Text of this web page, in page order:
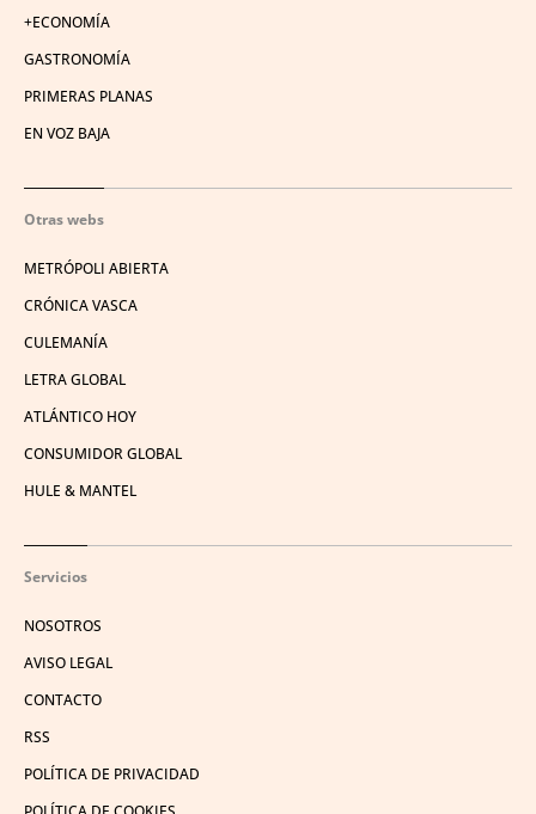
+ECONOMÍA
GASTRONOMÍA
PRIMERAS PLANAS
EN VOZ BAJA
Otras webs
METRÓPOLI ABIERTA
CRÓNICA VASCA
CULEMANÍA
LETRA GLOBAL
ATLÁNTICO HOY
CONSUMIDOR GLOBAL
HULE & MANTEL
Servicios
NOSOTROS
AVISO LEGAL
CONTACTO
RSS
POLÍTICA DE PRIVACIDAD